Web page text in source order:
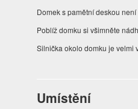
Domek s pamětní deskou
Poblíž domku si všimněte
Silnička okolo domku je velmi
Umístění